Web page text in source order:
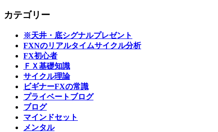
カテゴリー
※天井・底シグナルプレゼント
FXNのリアルタイムサイクル分析
FX初心者
ＦＸ基礎知識
サイクル理論
ビギナーFXの常識
プライベートブログ
ブログ
マインドセット
メンタル